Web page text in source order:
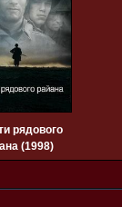
рядового
(1998)